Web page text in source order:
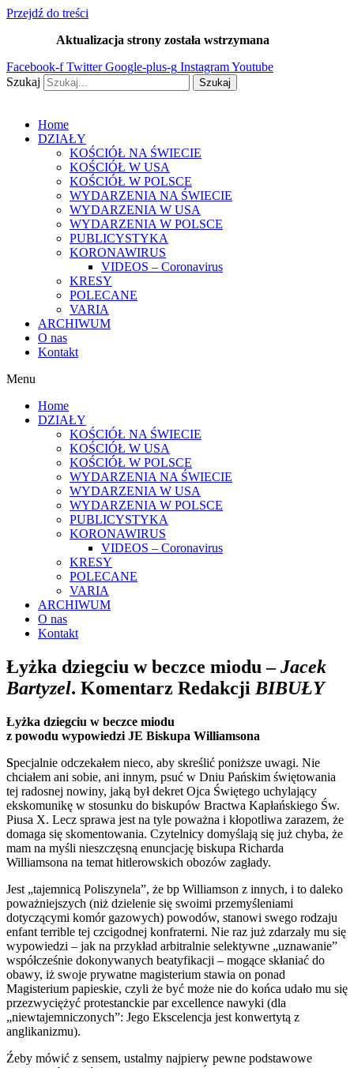
Przejdź do treści
Aktualizacja strony została wstrzymana
Facebook-f Twitter Google-plus-g InstagramYoutube
Szukaj
Szukaj
Home
DZIAŁY
KOŚCIÓŁ NA ŚWIECIE
KOŚCIÓŁ W USA
KOŚCIÓŁ W POLSCE
WYDARZENIA NA ŚWIECIE
WYDARZENIA W USA
WYDARZENIA W POLSCE
PUBLICYSTYKA
KORONAWIRUS
VIDEOS – Coronavirus
KRESY
POLECANE
VARIA
ARCHIWUM
O nas
Kontakt
Menu
Home
DZIAŁY
KOŚCIÓŁ NA ŚWIECIE
KOŚCIÓŁ W USA
KOŚCIÓŁ W POLSCE
WYDARZENIA NA ŚWIECIE
WYDARZENIA W USA
WYDARZENIA W POLSCE
PUBLICYSTYKA
KORONAWIRUS
VIDEOS – Coronavirus
KRESY
POLECANE
VARIA
ARCHIWUM
O nas
Kontakt
Łyżka dziegciu w beczce miodu –Jacek
Bartyzel. Komentarz Redakcji BIBUŁY
Łyżka dziegciu w beczce miodu
z powodu wypowiedzi JE Biskupa Williamsona
Specjalnie odczekałem nieco, aby skreślić poniższe uwagi. Nie
chciałem ani sobie, ani innym, psuć w Dniu Pańskim świętowania
tej radosnej nowiny, jaką był dekret Ojca Świętego uchylający
ekskomunikę w stosunku do biskupów Bractwa Kapłańskiego Św.
Piusa X. Lecz sprawa jest na tyle poważna i kłopotliwa zarazem, że
domaga się skomentowania. Czytelnicy domyślają się już chyba, że
mam na myśli nieszczęsną enuncjację biskupa Richarda
Williamsona na temat hitlerowskich obozów zagłady.
Jest „tajemnicą Poliszynela”, że bp Williamson z innych, i to daleko
poważniejszych (niż dzielenie się swoimi przemyśleniami
dotyczącymi komór gazowych) powodów, stanowi swego rodzaju
enfant terrible tej czcigodnej konfraterni. Nie raz już zdarzały mu się
wypowiedzi – jak na przykład arbitralnie selektywne „uznawanie”
współcześnie dokonywanych beatyfikacji – mogące skłaniać do
obawy, iż swoje prywatne magisterium stawia on ponad
Magisterium papieskie, czyli że być może nie do końca udało mu się
przezwyciężyć protestanckie par excellence nawyki (dla
„niewtajemniczonych”: Jego Ekscelencja jest konwertytą z
anglikanizmu).
Źeby mówić z sensem, ustalmy najpierw pewne podstawowe